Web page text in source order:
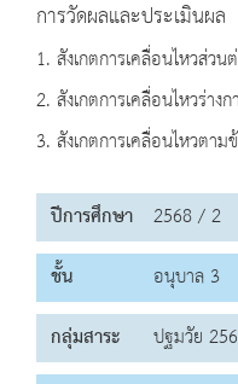
การวัดผลและประเมินผล
1. สังเกตการเคลื่อนไหวส่วน
2. สังเกตการเคลื่อนไหวร่า
3. สังเกตการเคลื่อนไหวตา
ปีการศึกษา 2568 / 2
ชั้น
อนุบาล 3
กลุ่มสาระ
ปฐมวัย